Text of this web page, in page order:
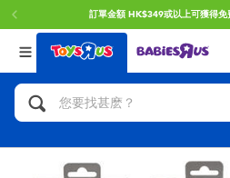
訂單金額 HK$349或以上可獲得免
返回
分類目錄
人氣英雄,角色扮演,射擊玩
返回
品牌
Brunch Brother 早午餐兄弟
返回
年齢
0~2歳